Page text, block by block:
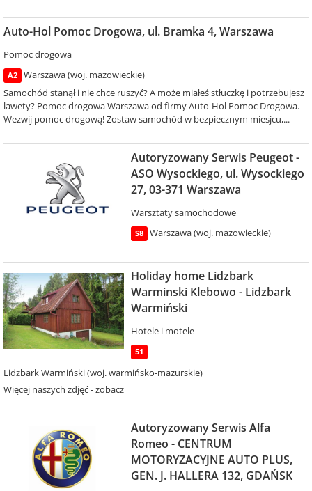
Auto-Hol Pomoc Drogowa, ul. Bramka 4, Warszawa
Pomoc drogowa
A2
Warszawa (woj. mazowieckie)
Samochód stanął i nie chce ruszyć? A może miałeś stłuczkę i potrzebujesz
lawety? Pomoc drogowa Warszawa od firmy Auto-Hol Pomoc Drogowa.
Wezwij pomoc drogową! Zostaw samochód w bezpiecznym miesjcu,...
Autoryzowany Serwis Peugeot -
ASO Wysockiego, ul. Wysockiego
27, 03-371 Warszawa
Warsztaty samochodowe
S8 Warszawa (woj. mazowieckie)
Holiday home Lidzbark
Warminski Klebowo - Lidzbark
Warmiński
Hotele i motele
51
Lidzbark Warmiński (woj. warmińsko-mazurskie)
Więcej naszych zdjęć - zobacz
Autoryzowany Serwis Alfa
Romeo - CENTRUM
MOTORYZACYJNE AUTO PLUS,
GEN. J. HALLERA 132, GDAŃSK